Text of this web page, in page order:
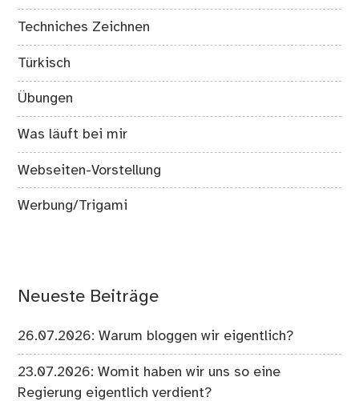
Techniches Zeichnen
Türkisch
Übungen
Was läuft bei mir
Webseiten-Vorstellung
Werbung/Trigami
Neueste Beiträge
26.07.2026: Warum bloggen wir eigentlich?
23.07.2026: Womit haben wir uns so eine
Regierung eigentlich verdient?